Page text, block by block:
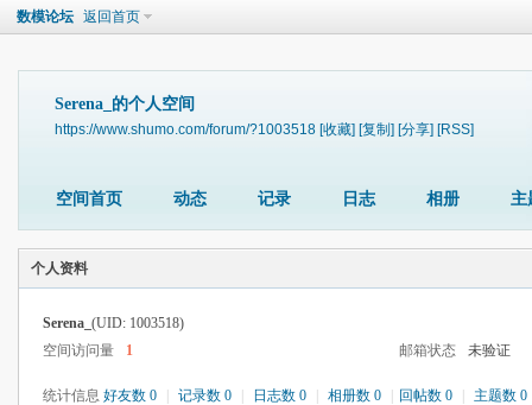
数模论坛 返回首页
Serena_的个人空间
https://www.shumo.com/forum/?1003518 [收藏] [复制] [分享] [RSS]
空间首页 动态 记录 日志 相册 主
个人资料
Serena_ (UID: 1003518)
空间访问量
1 邮箱状态 未验证
统计信息 好友数 0 记录数 0 日志数 0 相册数 0 回帖数 0 主题数 0